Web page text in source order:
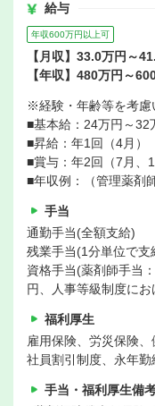
給与
年収600万円以上可
【月収】33.0万円～
【年収】480万円～
※経験・年齢等を考慮
■基本給：24万円～32
■昇給：年1回（4月）
■賞与：年2回（7月、
■年収例：（管理薬剤
手当
通勤手当(全額支給)
残業手当(1分単位で支
資格手当(薬剤師手当
円、人事等級制度に
福利厚生
雇用保険、労災保険
社員割引制度、永年勤
手当・福利厚生備